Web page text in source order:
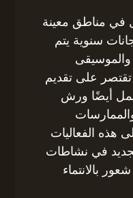
في مناطق معينة
سنوية يتم
والموسيقى
تقتصر على تقديم
أيضًا ورش
هذه الفعاليات
في نشاطات
بالانتماء